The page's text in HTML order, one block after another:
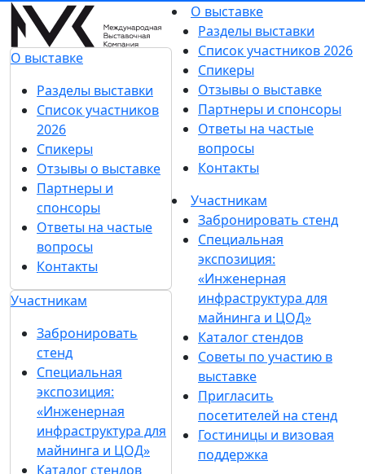
О выставке
Разделы выставки
Список участников
2026
Спикеры
Отзывы о выставке
Партнеры и
спонсоры
Ответы на частые
вопросы
Контакты
Участникам
Забронировать
стенд
Специальная
экспозиция:
«Инженерная
инфраструктура для
майнинга и ЦОД»
Каталог стендов
О выставке
Разделы выставки
Список участников 2026
Спикеры
Отзывы о выставке
Партнеры и спонсоры
Ответы на частые
вопросы
Контакты
Участникам
Забронировать стенд
Специальная
экспозиция:
«Инженерная
инфраструктура для
майнинга и ЦОД»
Каталог стендов
Советы по участию в
выставке
Пригласить
посетителей на стенд
Гостиницы и визовая
поддержка